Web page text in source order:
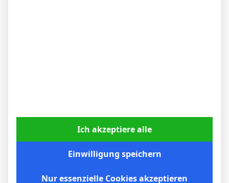
Ich akzeptiere alle
Einwilligung speichern
Nur essenzielle Cookies akzeptieren